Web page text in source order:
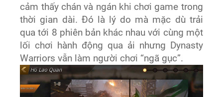
cảm thấy chán và ngán khi chơi game trong
thời gian dài. Đó là lý do mà mặc dù trải
qua tới 8 phiên bản khác nhau với cùng một
lối chơi hành động qua ải nhưng Dynasty
Warriors vẫn làm người chơi “ngã gục”.